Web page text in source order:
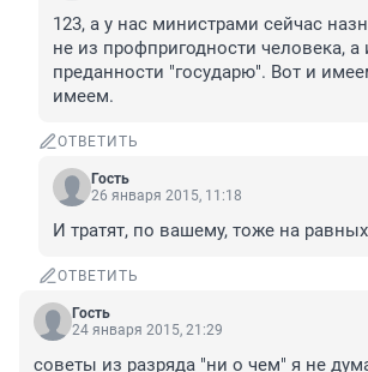
123, а у нас министрами сейчас
не из профпригодности человека, а
преданности "государю". Вот и
имеем.
ОТВЕТИТЬ
Гость
26 января 2015, 11:18
И тратят, по вашему, тоже на
ОТВЕТИТЬ
Гость
24 января 2015, 21:29
советы из разряда "ни о чем" я не